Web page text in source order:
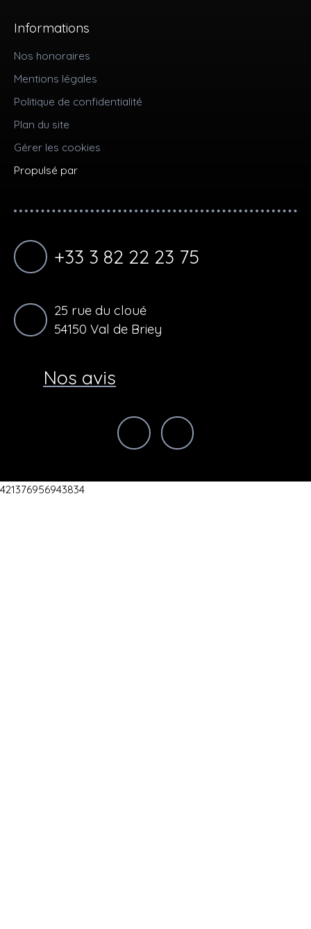
Informations
Nos honoraires
Mentions légales
Politique de confidentialité
Plan du site
Gérer les cookies
Propulsé par
+33 3 82 22 23 75
25 rue du cloué
54150 Val de Briey
Nos avis
421376956943834